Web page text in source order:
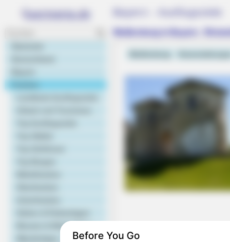
Museen & Werkstätten
Before You Go
Unveiling Hypocrisy: 15 Taboos The